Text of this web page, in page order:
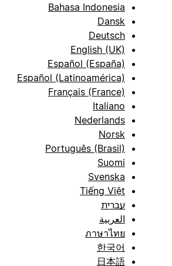
Bahasa Indonesia
Dansk
Deutsch
English (UK)
Español (España)
Español (Latinoamérica)
Français (France)
Italiano
Nederlands
Norsk
Português (Brasil)
Suomi
Svenska
Tiếng Việt
עברית
العربية
ภาษาไทย
한국어
日本語